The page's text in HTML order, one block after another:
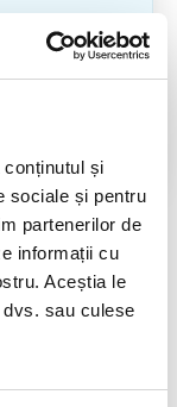
și
sociale și pentru
partenerilor de
informații cu
Aceștia le
sau culese
lumina alba.